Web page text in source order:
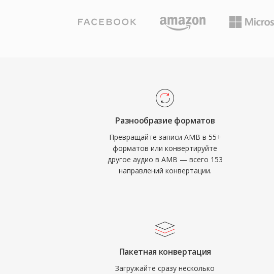
Разнообразие форматов
Превращайте записи AMB в 55+
форматов или конвертируйте
другое аудио в AMB — всего 153
направлений конвертации.
Пакетная конвертация
Загружайте сразу несколько